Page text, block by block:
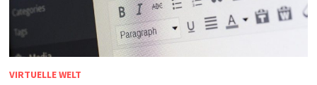
VIRTUELLE WELT